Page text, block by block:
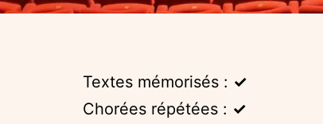
Textes mémorisés : ✓
Chorées répétées : ✓